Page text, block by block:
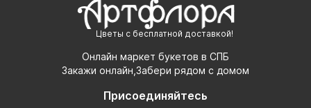
Цветы с бесплатной доставкой!
Онлайн маркет букетов в СПБ
Закажи онлайн,Забери рядом с домом
Присоединяйтесь